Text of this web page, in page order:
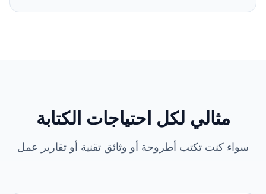
مثالي لكل احتياجات الكتابة
سواء كنت تكتب أطروحة أو وثائق تقنية أو تقارير عمل